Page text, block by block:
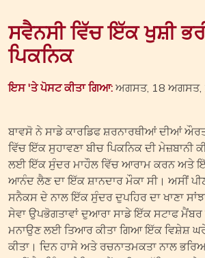
ਸਵੈਨਸੀ ਵਿੱਚ ਇੱਕ ਖੁਸ਼ੀ
ਪਿਕਨਿਕ
ਇਸ 'ਤੇ ਪੋਸਟ ਕੀਤਾ ਗਿਆ: ਅਗਸਤ, 18 ਅਗਸਤ,
ਬਾਵਸੋ ਨੇ ਸਾਡੇ ਕਾਰਡਿਫ ਸ਼ਰਨਾਰਥੀਆਂ ਦੀਆਂ
ਵਿੱਚ ਇੱਕ ਸੁਹਾਵਣਾ ਬੀਚ ਪਿਕਨਿਕ ਦੀ ਮੇਜ਼ਬਾਨੀ
ਲਈ ਇੱਕ ਸੁੰਦਰ ਮਾਹੌਲ ਵਿੱਚ ਆਰਾਮ ਕਰਨ ਅਤੇ
ਆਨੰਦ ਲੈਣ ਦਾ ਇੱਕ ਸ਼ਾਨਦਾਰ ਮੌਕਾ ਸੀ। ਅਸੀਂ
ਸਨੈਕਸ ਦੇ ਨਾਲ ਇੱਕ ਸੁੰਦਰ ਦੁਪਹਿਰ ਦਾ ਖਾਣਾ ਸਾਂਝਾ
ਸੇਵਾ ਉਪਭੋਗਤਾਵਾਂ ਦੁਆਰਾ ਸਾਡੇ ਇੱਕ ਸਟਾਫ
ਮਨਾਉਣ ਲਈ ਤਿਆਰ ਕੀਤਾ ਗਿਆ ਇੱਕ ਵਿਸ਼ੇਸ਼
ਕੀਤਾ। ਦਿਨ ਹਾਸੇ ਅਤੇ ਰਚਨਾਤਮਕਤਾ ਨਾਲ